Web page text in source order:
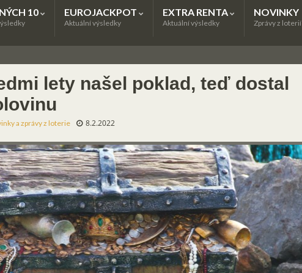
10 EUROJACKPOT
Aktuální výsledky
EXTRA RENTA
Aktuální výsledky
NOVINKY
Zprávy z loterií
lety našel poklad, teď dostal
a zprávy z loterie 8.2.2022